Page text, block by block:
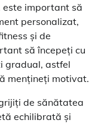
important să
personalizat,
și de
să începeți cu
gradual, astfel
mențineți motivat.
de sănătatea
echilibrată și